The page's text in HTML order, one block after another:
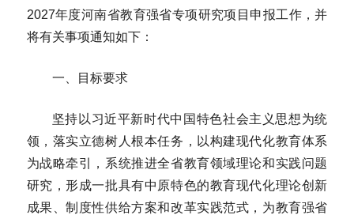
2027年度河南省教育强省专项研究项目申报工作，并
将有关事项通知如下：
一、目标要求
坚持以习近平新时代中国特色社会主义思想为统
领，落实立德树人根本任务，以构建现代化教育体系
为战略牵引，系统推进全省教育领域理论和实践问题
研究，形成一批具有中原特色的教育现代化理论创新
成果、制度性供给方案和改革实践范式，为教育强省